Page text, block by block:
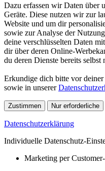
Dazu erfassen wir Daten über
Geräte. Diese nutzen wir zur
Website und um dir
sowie zur Analyse der
deine verschlüsselten Daten
dir über deren Online-
du deren Dienste bereits selbst
Erkundige dich bitte vor
sowie in unserer
Zustimmen Nur erforderliche
Datenschutzerklärung
Individuelle Datenschutz-
Marketing per